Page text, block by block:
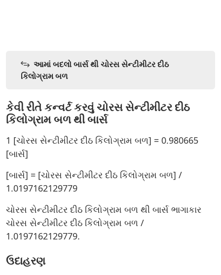
આમાં બદલો બાર્સ થી ચોરસ સેન્ટીમીટર દીઠ
કિલોગ્રામ બળ
કેવી રીતે કન્વર્ટ કરવું ચોરસ સેન્ટીમીટર દીઠ
કિલોગ્રામ બળ થી બાર્સ
1 [ચોરસ સેન્ટીમીટર દીઠ કિલોગ્રામ બળ] = 0.980665
[બાર્સ]
[બાર્સ] = [ચોરસ સેન્ટીમીટર દીઠ કિલોગ્રામ બળ] /
1.0197162129779
ચોરસ સેન્ટીમીટર દીઠ કિલોગ્રામ બળ થી બાર્સ ભાગાકાર
ચોરસ સેન્ટીમીટર દીઠ કિલોગ્રામ બળ /
1.0197162129779.
ઉદાહરણ